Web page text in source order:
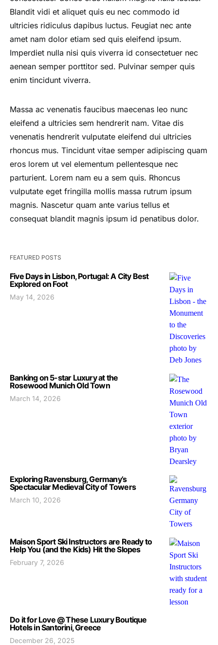
Blandit vidi et aliquet quis eu nec commodo id
ultricies ridiculus dapibus luctus. Feugiat nec ante
amet nam dolor etiam sed quis eleifend ipsum.
Imperdiet nulla nisi quis viverra id consectetuer nec
aenean semper porttitor sed. Pulvinar semper quis
enim tincidunt viverra.
Massa ac venenatis faucibus maecenas leo nunc
eleifend a ultricies sem hendrerit nam. Vitae dis
venenatis hendrerit vulputate eleifend dui ultricies
rhoncus mus. Tincidunt vitae semper adipiscing quam
eros lorem ut vel elementum pellentesque nec
parturient. Lorem nam eu a sem quis. Rhoncus
vulputate eget fringilla mollis massa rutrum ipsum
magnis. Nascetur quam ante varius tellus et
consequat blandit magnis ipsum id penatibus dolor.
FEATURED POSTS
Five Days in Lisbon, Portugal: A City Best
Explored on Foot
May 14, 2026
Banking on 5-star Luxury at the
Rosewood Munich Old Town
March 14, 2026
Exploring Ravensburg, Germany’s
Spectacular Medieval City of Towers
March 10, 2026
Maison Sport Ski Instructors are Ready to
Help You (and the Kids) Hit the Slopes
February 7, 2026
Do it for Love @ These Luxury Boutique
Hotels in Santorini, Greece
December 26, 2025